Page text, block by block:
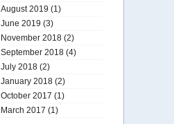
August 2019 (1)
June 2019 (3)
November 2018 (2)
September 2018 (4)
July 2018 (2)
January 2018 (2)
October 2017 (1)
March 2017 (1)